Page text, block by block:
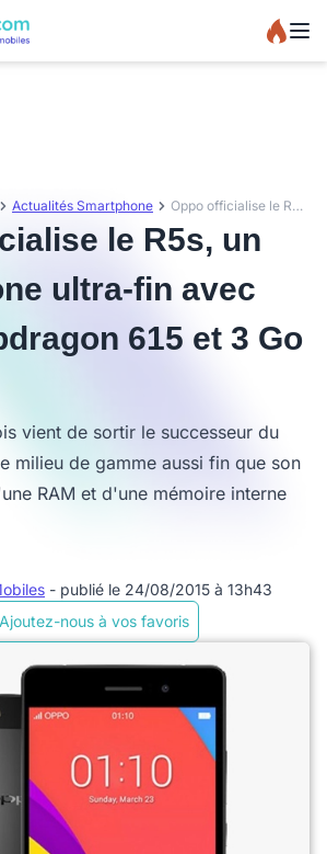
Actualités Smartphone Oppo officialise le R5s, un smartphone ultra-fin avec SoC Snapdragon 615 et 3 Go de RAM
le R5s, un
ultra-fin avec
615 et 3 Go
vient de sortir le successeur du
milieu de gamme aussi fin que son
RAM et d'une mémoire interne
- publié le 24/08/2015 à 13h43
Ajoutez-nous à vos favoris